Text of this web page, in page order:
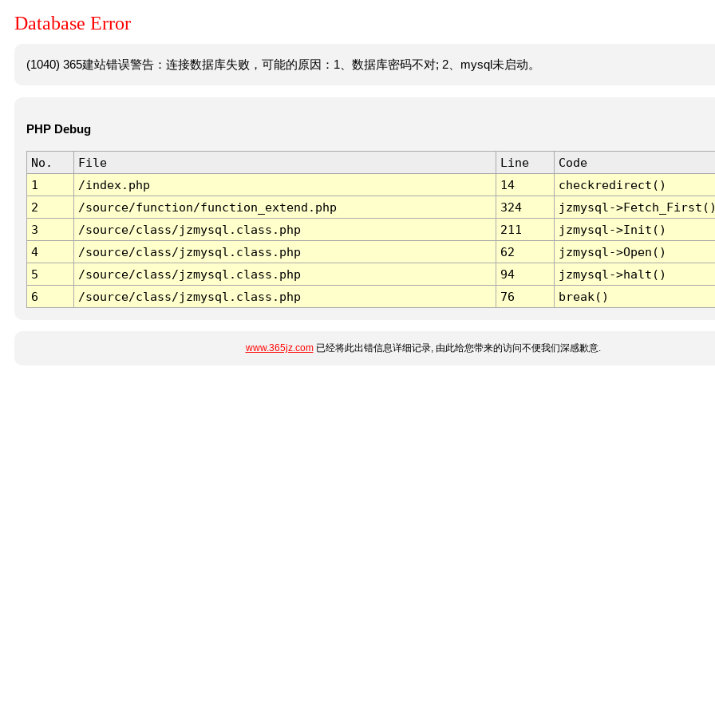
Database Error
(1040) 365建站错误警告：连接数据库失败，可能的原因：1、数据库密码不对; 2、mysql未启动。
PHP Debug
No. File Line
Code
1
/index.php 14
checkredirect()
2
/source/function/function_extend.php 324
jzmysql-
3
/source/class/jzmysql.class.php 211
jzmysql->Init()
4
/source/class/jzmysql.class.php 62
jzmysql->Open()
5
/source/class/jzmysql.class.php 94
jzmysql->halt()
6
/source/class/jzmysql.class.php 76 break()
www.365jz.com已经将此出错信息详细记录, 由此给您带来的访问不便我们深感歉意.